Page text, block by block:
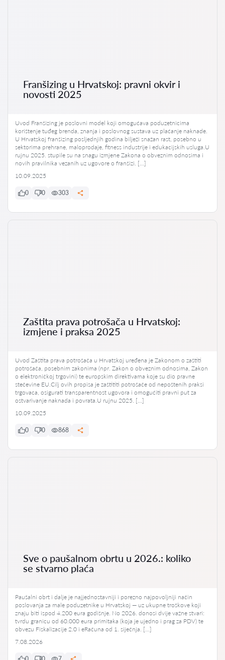
Franšizing u Hrvatskoj: pravni okvir i
novosti 2025
Uvod Franšizing je poslovni model koji omogućava poduzetnicima
korištenje tuđeg brenda, znanja i poslovnog sustava uz plaćanje naknade.
U Hrvatskoj franšizing posljednjih godina bilježi snažan rast, posebno u
sektorima prehrane, maloprodaje, fitness industrije i edukacijskih usluga.U
rujnu 2025. stupile su na snagu izmjene Zakona o obveznim odnosima i
novih pravilnika vezanih uz ugovore o franšizi. […]
10.09.2025
0 0 303
Zaštita prava potrošača u Hrvatskoj:
izmjene i praksa 2025
Uvod Zaštita prava potrošača u Hrvatskoj uređena je Zakonom o zaštiti
potrošača, posebnim zakonima (npr. Zakon o obveznim odnosima, Zakon
o elektroničkoj trgovini) te europskim direktivama koje su dio pravne
stečevine EU.Cilj ovih propisa je zaštititi potrošače od nepoštenih praksi
trgovaca, osigurati transparentnost ugovora i omogućiti pravni put za
ostvarivanje naknada i povrata.U rujnu 2025. […]
10.09.2025
0 0 868
Sve o paušalnom obrtu u 2026.: koliko
se stvarno plaća
Paušalni obrt i dalje je najjednostavniji i porezno najpovoljniji način
poslovanja za male poduzetnike u Hrvatskoj — uz ukupne troškove koji
znaju biti ispod 4.200 eura godišnje. No 2026. donosi dvije važne stvari:
tvrdu granicu od 60.000 eura primitaka (koja je ujedno i prag za PDV) te
obvezu Fiskalizacije 2.0 i eRačuna od 1. siječnja. […]
7.08.2026